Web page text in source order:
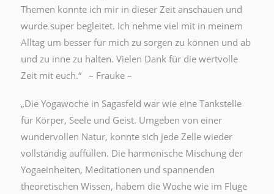
Themen konnte ich mir in dieser Zeit anschauen und
wurde super begleitet. Ich nehme viel mit in meinem
Alltag um besser für mich zu sorgen zu können und ab
und zu inne zu halten. Vielen Dank für die wertvolle
Zeit mit euch.“ – Frauke –
„Die Yogawoche in Sagasfeld war wie eine Tankstelle
für Körper, Seele und Geist. Umgeben von einer
wundervollen Natur, konnte sich jede Zelle wieder
vollständig auffüllen. Die harmonische Mischung der
Yogaeinheiten, Meditationen und spannenden
theoretischen Wissen, habem die Woche wie im Fluge